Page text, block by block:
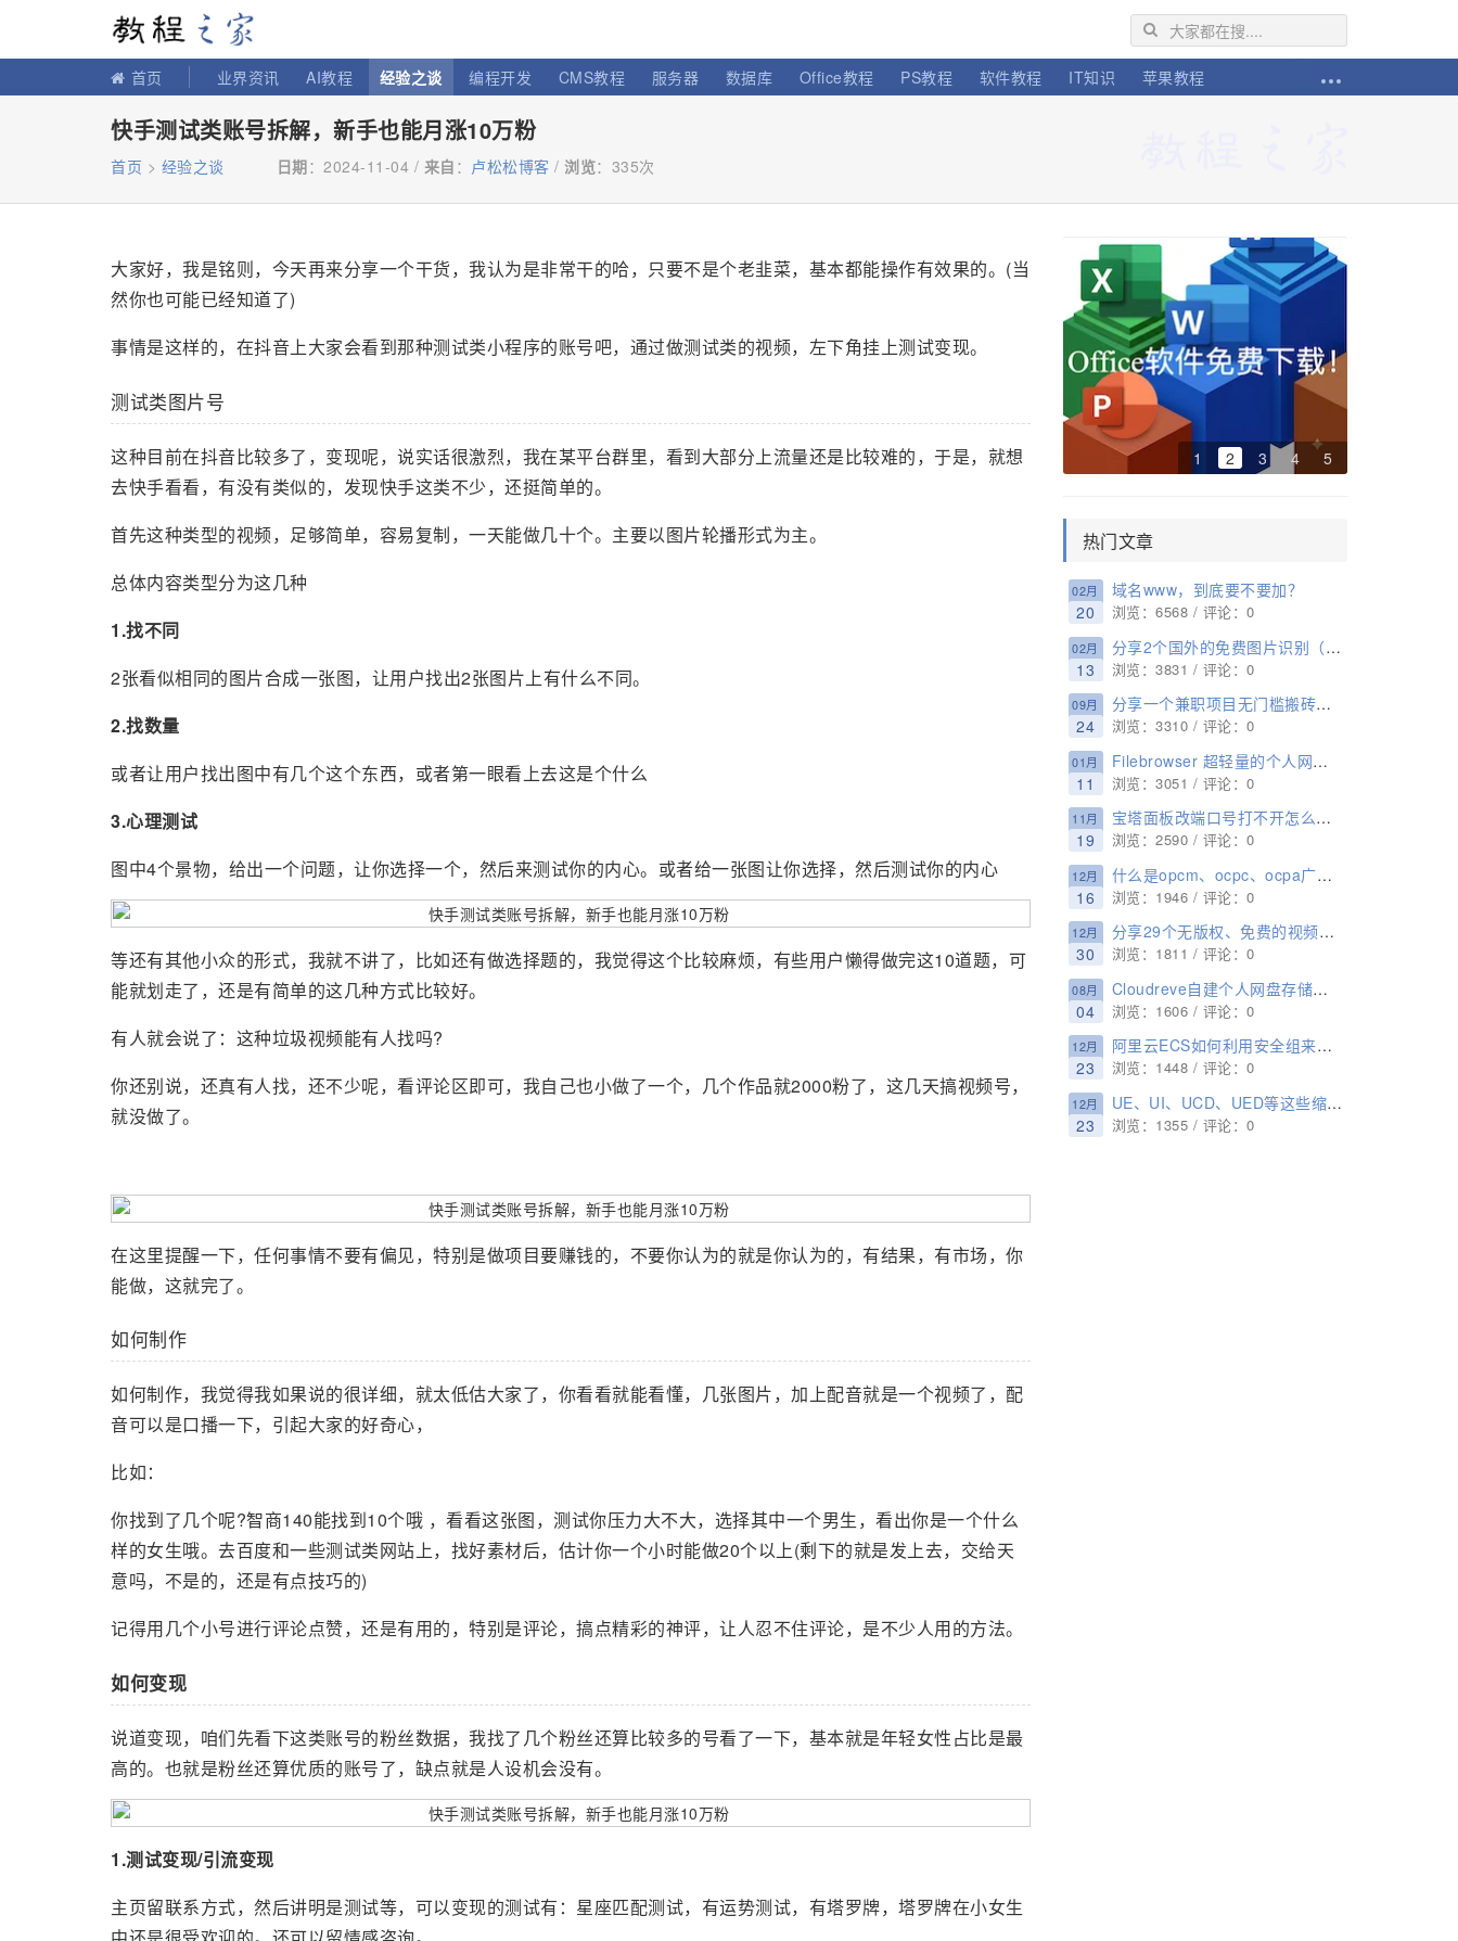
首页 业界资讯 AI教程 经验之谈 编程开发 CMS教程 服务器 数据库 Office教程 PS教程 软件教程 IT知识 苹果教程
快手测试类账号拆解，新手也能月涨10万粉
首页 > 经验之谈 日期：2024-11-04 / 来自 ： 卢松松博客 / 浏览： 335次
大家好，我是铭则，今天再来分享一个干货，我认为是非常干的哈，只要不是个老韭菜，基本都能操作有效果的。(当
然你也可能已经知道了)
事情是这样的，在抖音上大家会看到那种测试类小程序的账号吧，通过做测试类的视频，左下角挂上测试变现。
测试类图片号
这种目前在抖音比较多了，变现呢，说实话很激烈，我在某平台群里，看到大部分上流量还是比较难的，于是，就想
去快手看看，有没有类似的，发现快手这类不少，还挺简单的。
首先这种类型的视频，足够简单，容易复制，一天能做几十个。主要以图片轮播形式为主。
总体内容类型分为这几种
1.找不同
2张看似相同的图片合成一张图，让用户找出2张图片上有什么不同。
2.找数量
或者让用户找出图中有几个这个东西，或者第一眼看上去这是个什么
3.心理测试
图中4个景物，给出一个问题，让你选择一个，然后来测试你的内心。或者给一张图让你选择，然后测试你的内心
等还有其他小众的形式，我就不讲了，比如还有做选择题的，我觉得这个比较麻烦，有些用户懒得做完这10道题，可
能就划走了，还是有简单的这几种方式比较好。
有人就会说了：这种垃圾视频能有人找吗?
你还别说，还真有人找，还不少呢，看评论区即可，我自己也小做了一个，几个作品就2000粉了，这几天搞视频号，
就没做了。
在这里提醒一下，任何事情不要有偏见，特别是做项目要赚钱的，不要你认为的就是你认为的，有结果，有市场，你
能做，这就完了。
如何制作
如何制作，我觉得我如果说的很详细，就太低估大家了，你看看就能看懂，几张图片，加上配音就是一个视频了，配
音可以是口播一下，引起大家的好奇心，
比如：
你找到了几个呢?智商140能找到10个哦 ，看看这张图，测试你压力大不大，选择其中一个男生，看出你是一个什么
样的女生哦。去百度和一些测试类网站上，找好素材后，估计你一个小时能做20个以上(剩下的就是发上去，交给天
意吗，不是的，还是有点技巧的)
记得用几个小号进行评论点赞，还是有用的，特别是评论，搞点精彩的神评，让人忍不住评论，是不少人用的方法。
如何变现
说道变现，咱们先看下这类账号的粉丝数据，我找了几个粉丝还算比较多的号看了一下，基本就是年轻女性占比是最
高的。也就是粉丝还算优质的账号了，缺点就是人设机会没有。
1.测试变现/引流变现
主页留联系方式，然后讲明是测试等，可以变现的测试有：星座匹配测试，有运势测试，有塔罗牌，塔罗牌在小女生
1 2 3 4 5
热门文章
02月
20
域名www，到底要不要加？
浏览：6568 / 评论：0
02月
13
分享2个国外的免费图片识别（鉴黄）接口
浏览：3831 / 评论：0
09月
24
分享一个兼职项目无门槛搬砖日入100+
浏览：3310 / 评论：0
01月
11
Filebrowser 超轻量的个人网盘、私有云盘搭建
浏览：3051 / 评论：0
11月
19
宝塔面板改端口号打不开怎么办？原来这么简单
浏览：2590 / 评论：0
12月
16
什么是opcm、ocpc、ocpa广告？
浏览：1946 / 评论：0
12月
30
分享29个无版权、免费的视频网站
浏览：1811 / 评论：0
08月
04
Cloudreve自建个人网盘存储且可对接七牛/又拍云/阿里云OSS
浏览：1606 / 评论：0
12月
23
阿里云ECS如何利用安全组来屏蔽指定IP的访问？
浏览：1448 / 评论：0
12月
23
UE、UI、UCD、UED等这些缩写你知道是干啥的吗？
浏览：1355 / 评论：0